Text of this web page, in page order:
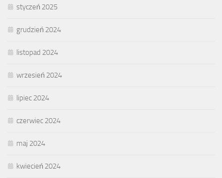
styczeń 2025
grudzień 2024
listopad 2024
wrzesień 2024
lipiec 2024
czerwiec 2024
maj 2024
kwiecień 2024